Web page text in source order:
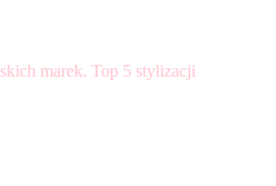
marek. Top 5 stylizacji